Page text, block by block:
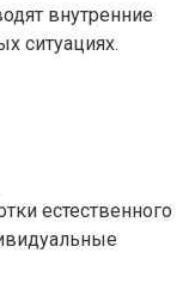
внутренние
ситуациях.
естественного